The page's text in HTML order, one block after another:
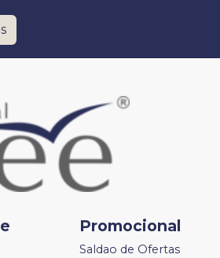
Promocional
Saldao de Ofertas